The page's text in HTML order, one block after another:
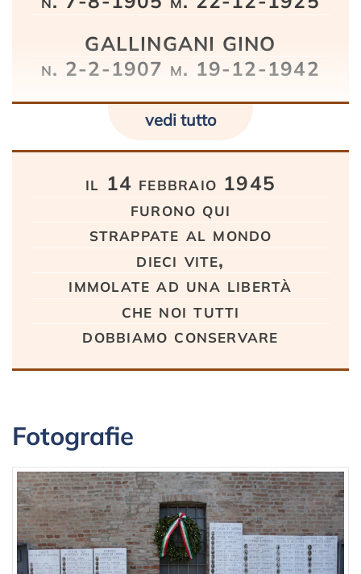
GALLINGANI GINO
n. 2-2-1907 m. 19-12-1942
vedi tutto
il 14 febbraio 1945
furono qui
strappate al mondo
dieci vite,
immolate ad una libertà
che noi tutti
dobbiamo conservare
Fotografie